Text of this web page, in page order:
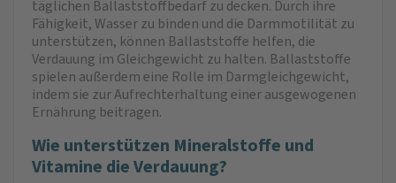
täglichen Ballaststoffbedarf zu decken. Durch ihre
Fähigkeit, Wasser zu binden und die Darmmotilität zu
unterstützen, können Ballaststoffe helfen, die
Verdauung im Gleichgewicht zu halten. Ballaststoffe
spielen außerdem eine Rolle im Darmgleichgewicht,
indem sie zur Aufrechterhaltung einer ausgewogenen
Ernährung beitragen.
Wie unterstützen Mineralstoffe und
Vitamine die Verdauung?